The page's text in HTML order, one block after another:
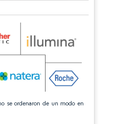
se ordenaron de un modo en
según CC BY 4.0.